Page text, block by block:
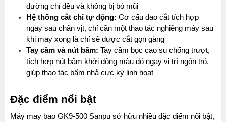
đường chỉ đều và không bị bỏ mũi
Hệ thống cắt chỉ tự động: Cơ cấu dao cắt tích hợp
ngay sau chân vịt, chỉ cần một thao tác nghiêng máy sau
khi may xong là chỉ sẽ được cắt gọn gàng
Tay cầm và nút bấm: Tay cầm bọc cao su chống trượt,
tích hợp nút bấm khởi động màu đỏ ngay vị trí ngón trỏ,
giúp thao tác bấm nhả cực kỳ linh hoạt
Đặc điểm nổi bật
Máy may bao GK9-500 Sanpu sở hữu nhiều đặc điểm nổi bật,